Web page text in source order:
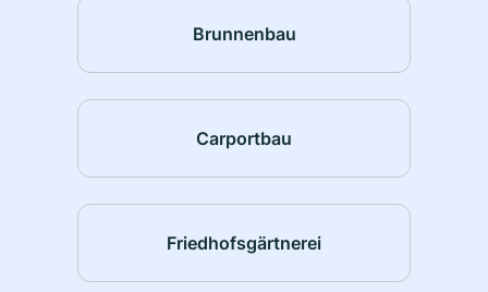
Brunnenbau
Carportbau
Friedhofsgärtnerei